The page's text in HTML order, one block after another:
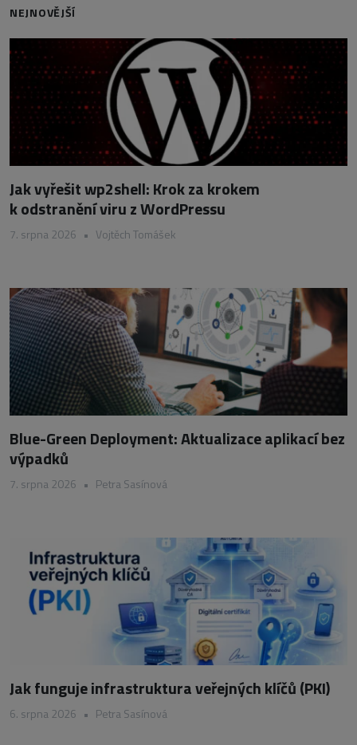
NEJNOVĚJŠÍ
Jak vyřešit wp2shell: Krok za krokem
k odstranění viru z WordPressu
7. srpna 2026 • Vojtěch Tomášek
Blue-Green Deployment: Aktualizace aplikací bez
výpadků
7. srpna 2026 • Petra Sasínová
Jak funguje infrastruktura veřejných klíčů (PKI)
6. srpna 2026 • Petra Sasínová